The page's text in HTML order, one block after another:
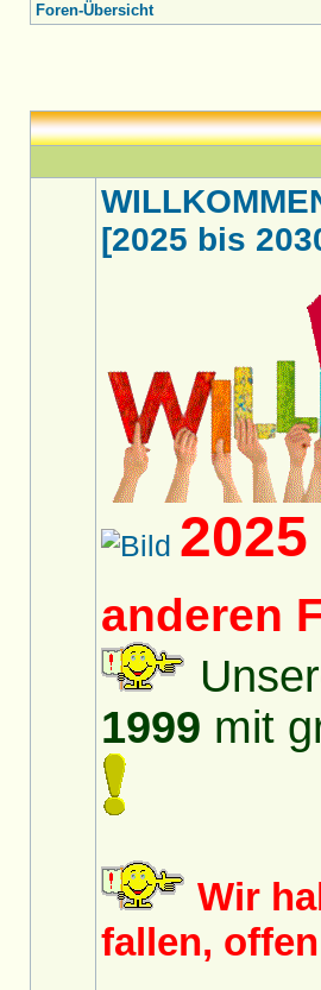
Foren-Übersicht
[2025 bis
2025
anderen
1999 mit
Wir
fallen,